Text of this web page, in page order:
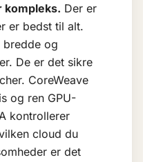
kompleks. Der er
er bedst til alt.
bredde og
De er det sikre
CoreWeave
og ren GPU-
kontrollerer
cloud du
er det